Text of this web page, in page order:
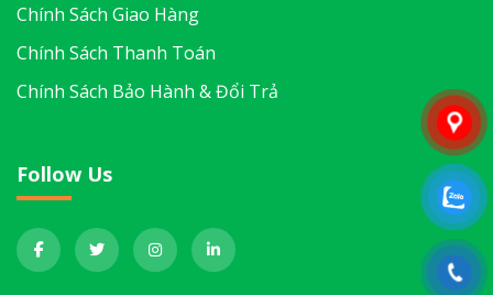
Chính Sách Giao Hàng
Chính Sách Thanh Toán
Chính Sách Bảo Hành & Đổi Trả
Follow Us